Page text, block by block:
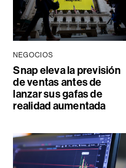
NEGOCIOS
Snap eleva la previsión
de ventas antes de
lanzar sus gafas de
realidad aumentada